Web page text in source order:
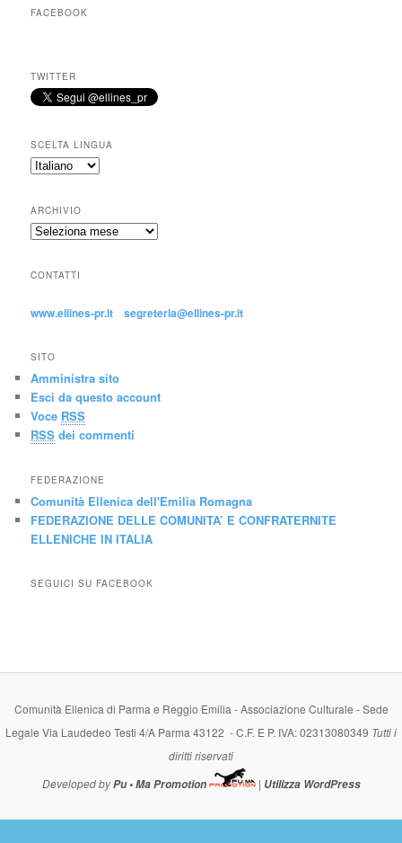
FACEBOOK
TWITTER
SCELTA LINGUA
ARCHIVIO
CONTATTI
www.ellines-pr.it segreteria@ellines-pr.it
SITO
Amministra sito
Esci da questo account
Voce RSS
RSS dei commenti
FEDERAZIONE
Comunità Ellenica dell'Emilia Romagna
FEDERAZIONE DELLE COMUNITA’ E CONFRATERNITE
ELLENICHE IN ITALIA
SEGUICI SU FACEBOOK
Comunità Ellenica di Parma e Reggio Emilia - Associazione Culturale - Sede
Legale Via Laudedeo Testi 4/A Parma 43122 - C.F. E P. IVA: 02313080349 Tutti i
diritti riservati
Developed byPu • Ma Promotion | Utilizza WordPress